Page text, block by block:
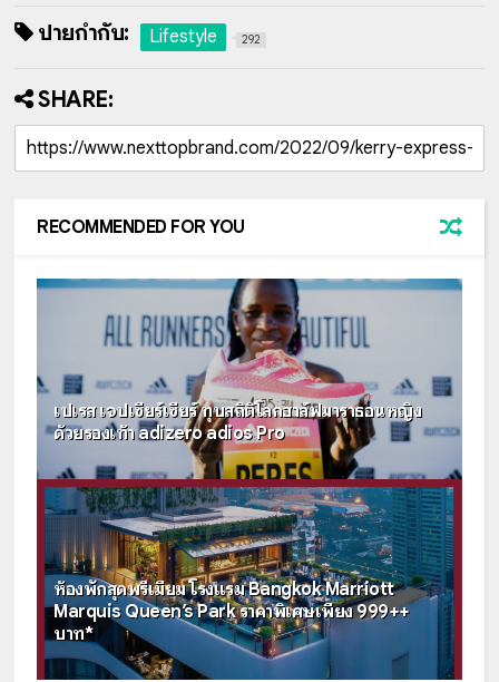
ป้ายกำกับ: Lifestyle 292
SHARE:
RECOMMENDED FOR YOU
เปเรส เจปเชียร์เชียร์ ทุบสถิติโลกฮาล์ฟมาราธอนหญิง
ด้วยรองเท้า adizero adios Pro
ห้องพักสุดพรีเมียม โรงแรม Bangkok Marriott
Marquis Queen’s Park ราคาพิเศษเพียง 999++
บาท*